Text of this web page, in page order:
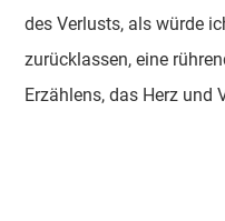
des Verlusts, als würde
zurücklassen, eine
Erzählens, das Herz und